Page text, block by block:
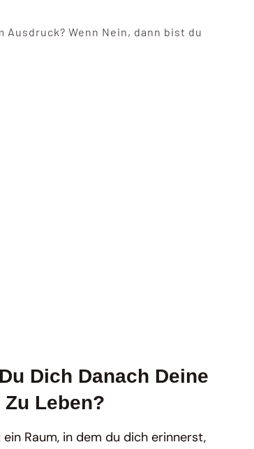
Wenn Nein, dann bist du
Dich Danach Deine
Leben?
Raum, in dem du dich erinnerst,